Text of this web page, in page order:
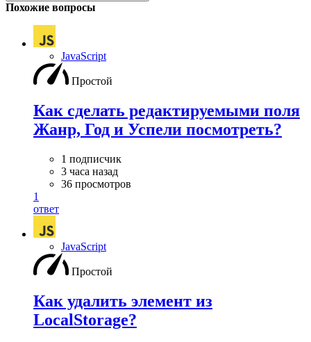
Похожие вопросы
JavaScript
Простой
Как сделать редактируемыми поля
Жанр, Год и Успели посмотреть?
1 подписчик
3 часа назад
36 просмотров
1
ответ
JavaScript
Простой
Как удалить элемент из
LocalStorage?